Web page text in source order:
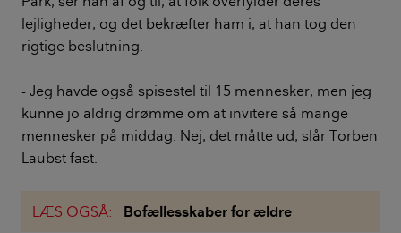
lejligheder, og det bekræfter ham i, at han tog den
rigtige beslutning.
- Jeg havde også spisestel til 15 mennesker, men jeg
kunne jo aldrig drømme om at invitere så mange
mennesker på middag. Nej, det måtte ud, slår Torben
Laubst fast.
LÆS OGSÅ: Bofællesskaber for ældre